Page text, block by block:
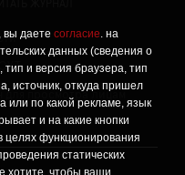
вы даете согласие. на
данных (сведения о
и версия браузера, тип
источник, откуда пришел
или по какой рекламе, язык
и на какие кнопки
целях функционирования
статических
хотите, чтобы ваши
для просмотра лицам